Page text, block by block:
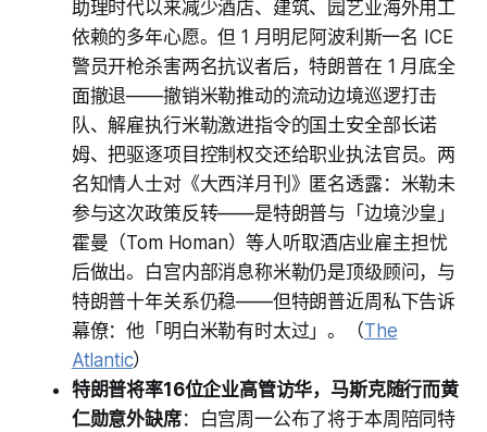
助理时代以来减少酒店、建筑、园艺业海外用工
依赖的多年心愿。但 1 月明尼阿波利斯一名 ICE
警员开枪杀害两名抗议者后，特朗普在 1 月底全
面撤退——撤销米勒推动的流动边境巡逻打击
队、解雇执行米勒激进指令的国土安全部长诺
姆、把驱逐项目控制权交还给职业执法官员。两
名知情人士对《大西洋月刊》匿名透露：米勒未
参与这次政策反转——是特朗普与「边境沙皇」
霍曼（Tom Homan）等人听取酒店业雇主担忧
后做出。白宫内部消息称米勒仍是顶级顾问，与
特朗普十年关系仍稳——但特朗普近周私下告诉
幕僚：他「明白米勒有时太过」。（The
Atlantic）
特朗普将率16位企业高管访华，马斯克随行而黄
仁勋意外缺席：白宫周一公布了将于本周陪同特